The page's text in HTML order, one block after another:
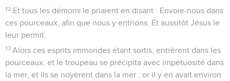
12 Et tous les démons le priaient en disant : Envoie-nous dans
ces pourceaux, afin que nous y entrions. Et aussitôt Jésus le
leur permit.
13 Alors ces esprits immondes étant sortis, entrèrent dans les
pourceaux, et le troupeau se précipita avec impétuosité dans
la mer, et ils se noyèrent dans la mer ; or il y en avait environ